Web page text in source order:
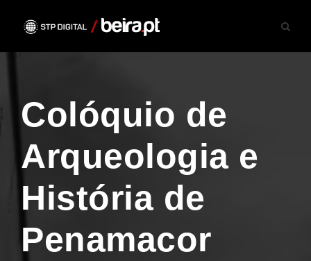
Colóquio de
Arqueologia e
História de
Penamacor